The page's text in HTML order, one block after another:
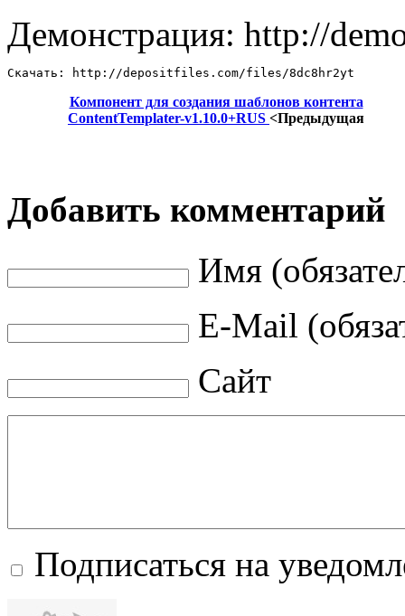
Демонстрация: http://
Скачать: http://depositfiles.com/files/8dc8hr2yt
Компонент для создания шаблонов контента
ContentTemplater-v1.10.0+RUS <Предыдущая
Добавить комментарий
Имя
E-Mail
Сайт
Подписаться на